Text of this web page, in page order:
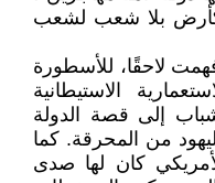
كأرض بلا شعب لشعب
لاحقًا، للأسطورة
الاستيطانية
إلى قصة الدولة
من المحرقة. كما
كان لها صدى